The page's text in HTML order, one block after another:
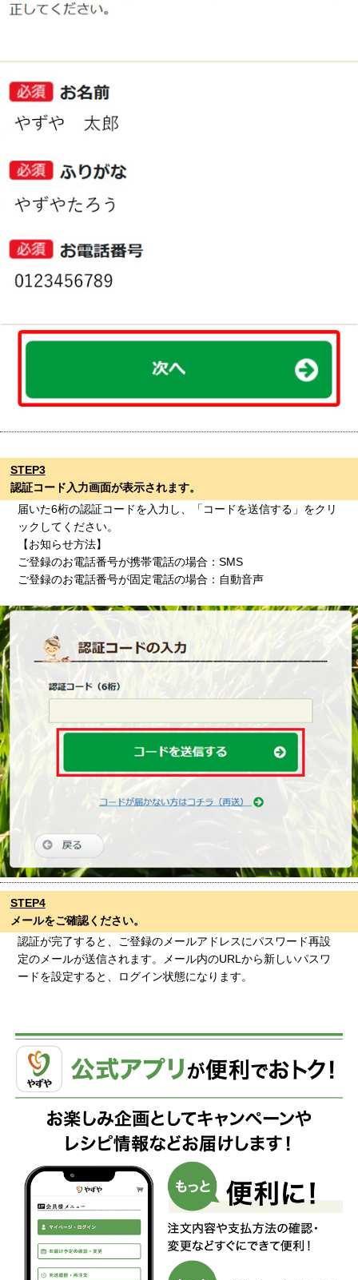
STEP3
認証コード入力画面が表示されます。
届いた6桁の認証コードを入力し、「コードを送信する」をクリ
ックしてください。
【お知らせ方法】
ご登録のお電話番号が携帯電話の場合：SMS
ご登録のお電話番号が固定電話の場合：自動音声
STEP4
メールをご確認ください。
認証が完了すると、ご登録のメールアドレスにパスワード再設
定のメールが送信されます。メール内のURLから新しいパスワ
ードを設定すると、ログイン状態になります。